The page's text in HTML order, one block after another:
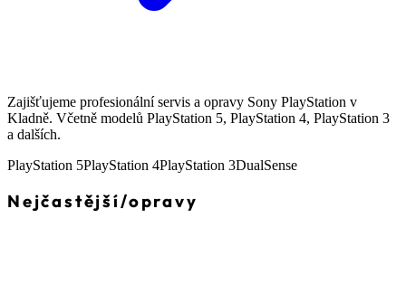
Zajišťujeme profesionální servis a opravy Sony PlayStation v
Kladně. Včetně modelů PlayStation 5, PlayStation 4, PlayStation 3
a dalších.
PlayStation 5PlayStation 4PlayStation 3DualSense
Nejčastější/opravy